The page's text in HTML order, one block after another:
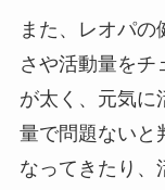
また、レオパ
さや活動量をチ
が太く、元気に
量で問題ないと
なってきたり、